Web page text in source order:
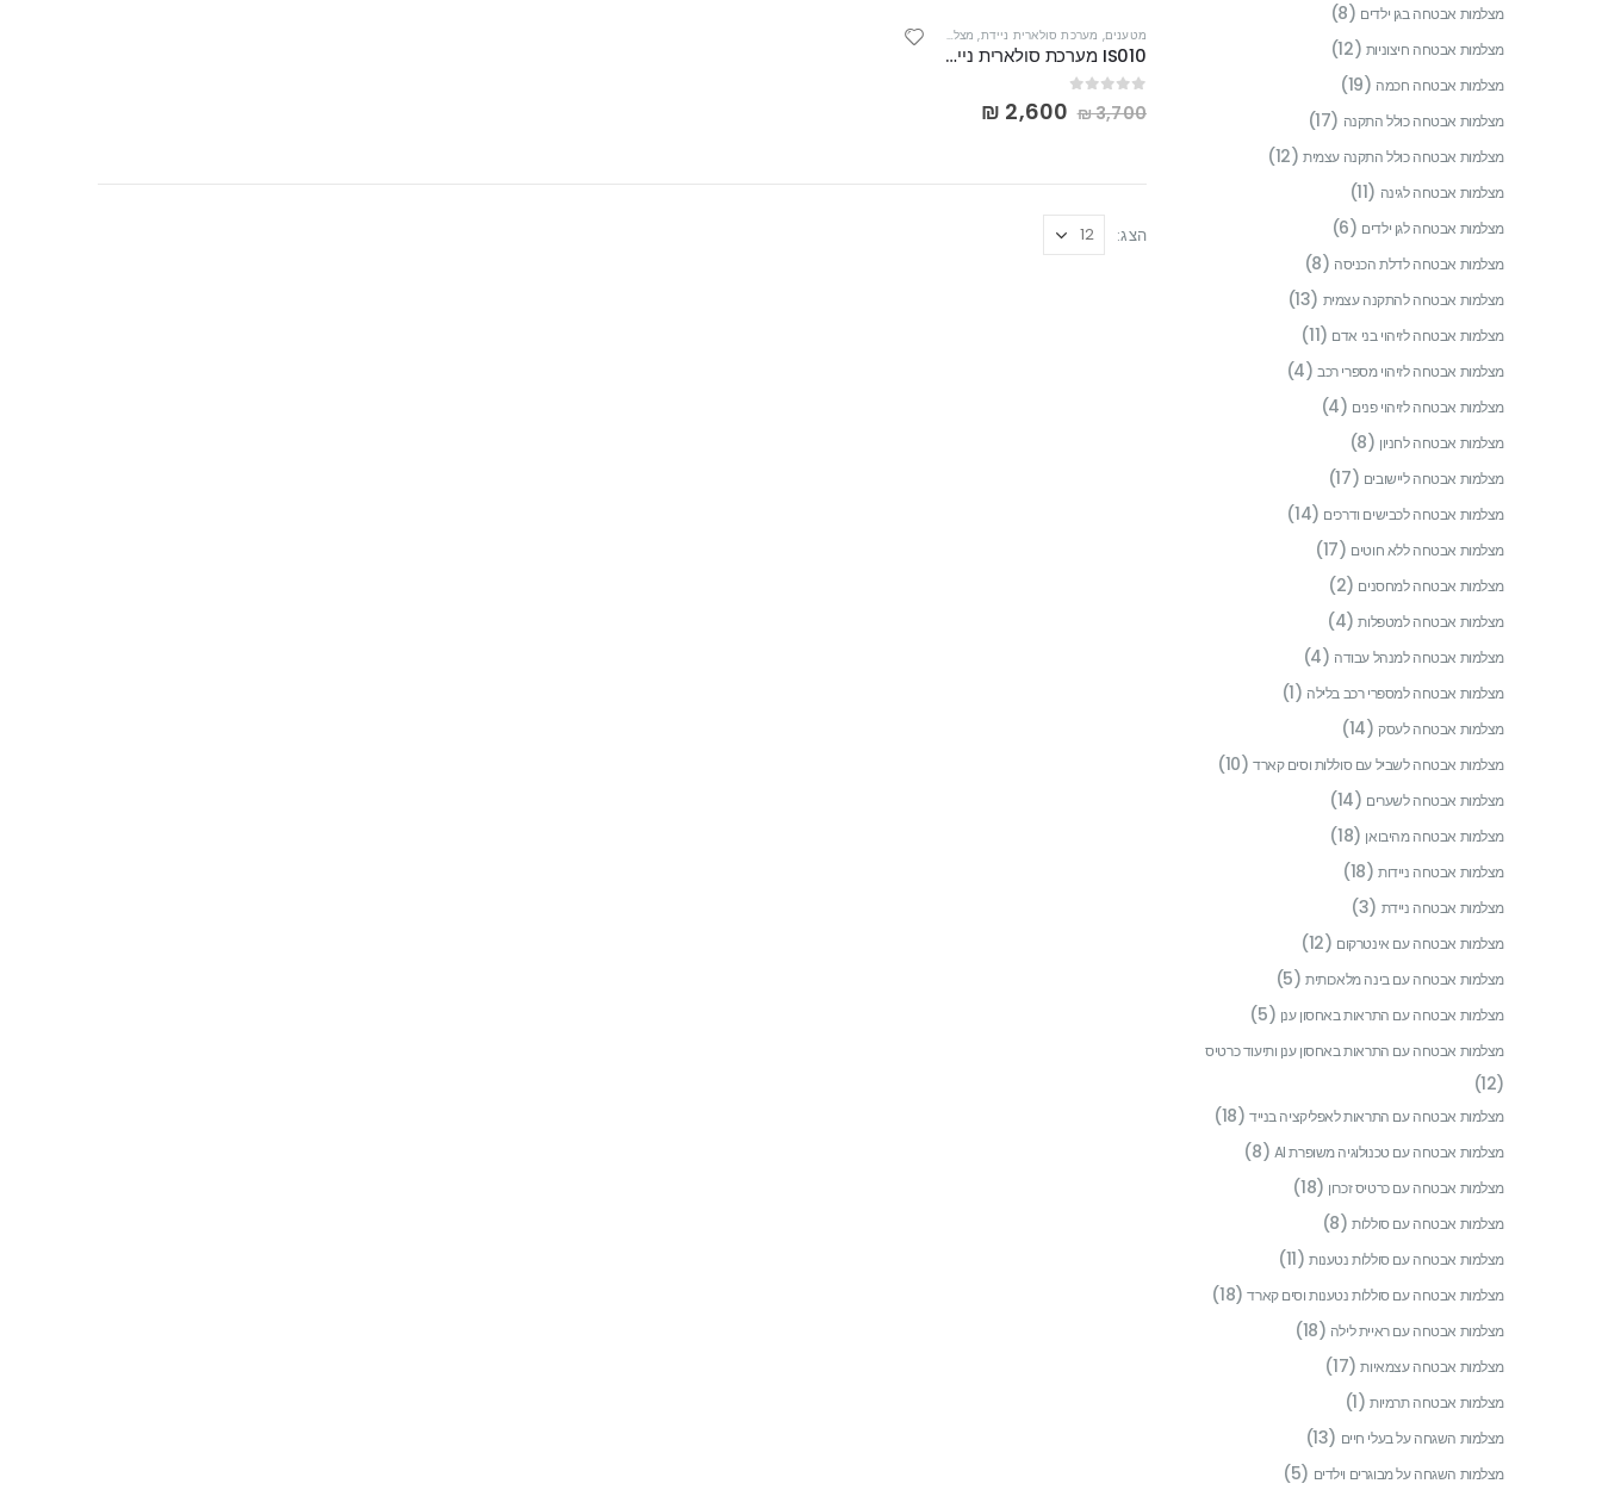
מטענים, מערכת סולארית ניידת, מצלמות אבטחה עם סוללות נטענות וסים קארד
IS010 מערכת סולארית ניידת מתח יציאה 12VDC-60A 120W
₪3,700
₪ 2,600
הצג:
מצלמות אבטחה בגן ילדים (8)
מצלמות אבטחה חיצוניות (12)
מצלמות אבטחה חכמה (19)
מצלמות אבטחה כולל התקנה (17)
מצלמות אבטחה כולל התקנה עצמית (12)
מצלמות אבטחה לגינה (11)
מצלמות אבטחה לגן ילדים (6)
מצלמות אבטחה לדלת הכניסה (8)
מצלמות אבטחה להתקנה עצמית (13)
מצלמות אבטחה לזיהוי בני אדם (11)
מצלמות אבטחה לזיהוי מספרי רכב (4)
מצלמות אבטחה לזיהוי פנים (4)
מצלמות אבטחה לחניון (8)
מצלמות אבטחה ליישובים (17)
מצלמות אבטחה לכבישים ודרכים (14)
מצלמות אבטחה ללא חוטים (17)
מצלמות אבטחה למחסנים (2)
מצלמות אבטחה למטפלות (4)
מצלמות אבטחה למנהל עבודה (4)
מצלמות אבטחה למספרי רכב בלילה (1)
מצלמות אבטחה לעסק (14)
מצלמות אבטחה לשביל עם סוללות וסים קארד (10)
מצלמות אבטחה לשערים (14)
מצלמות אבטחה מהיבואן (18)
מצלמות אבטחה ניידות (18)
מצלמות אבטחה ניידת (3)
מצלמות אבטחה עם אינטרקום (12)
מצלמות אבטחה עם בינה מלאכותית (5)
מצלמות אבטחה עם התראות באחסון ענן (5)
מצלמות אבטחה עם התראות באחסון ענן ותיעוד כרטיס
(12)
מצלמות אבטחה עם התראות לאפליקציה בנייד (18)
מצלמות אבטחה עם טכנולוגיה משופרת AI (8)
מצלמות אבטחה עם כרטיס זכרון (18)
מצלמות אבטחה עם סוללות (8)
מצלמות אבטחה עם סוללות נטענות (11)
מצלמות אבטחה עם סוללות נטענות וסים קארד (18)
מצלמות אבטחה עם ראיית לילה (18)
מצלמות אבטחה עצמאיות (17)
מצלמות אבטחה תרמיות (1)
מצלמות השגחה על בעלי חיים (13)
מצלמות השגחה על מבוגרים וילדים (5)